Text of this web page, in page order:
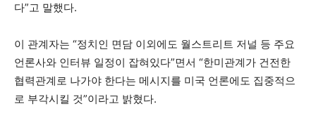
다”고 말했다.
이 관계자는 “정치인 면담 이외에도 월스트리트 저널 등 주요
언론사와 인터뷰 일정이 잡혀있다”면서 “한미관계가 건전한
협력관계로 나가야 한다는 메시지를 미국 언론에도 집중적으
로 부각시킬 것”이라고 밝혔다.